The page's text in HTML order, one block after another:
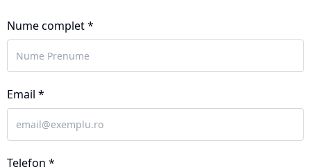
Nume complet *
Email *
Telefon *